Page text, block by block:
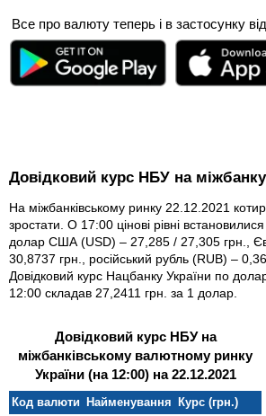
Все про валюту теперь і в застосунку
Довідковий курс НБУ на міжбанку
На міжбанківському ринку 22.12.2021
зростати. О 17:00 цінові рівні
долар США (USD) – 27,285 / 27,305 грн.,
30,8737 грн., російський рубль (RUB) –
Довідковий курс Нацбанку України по
12:00 складав 27,2411 грн. за 1 долар.
Довідковий курс НБУ на
міжбанківському валютному ринку
України (на 12:00) на 22.12.2021
Код валюти Найменування
Курс (грн.)